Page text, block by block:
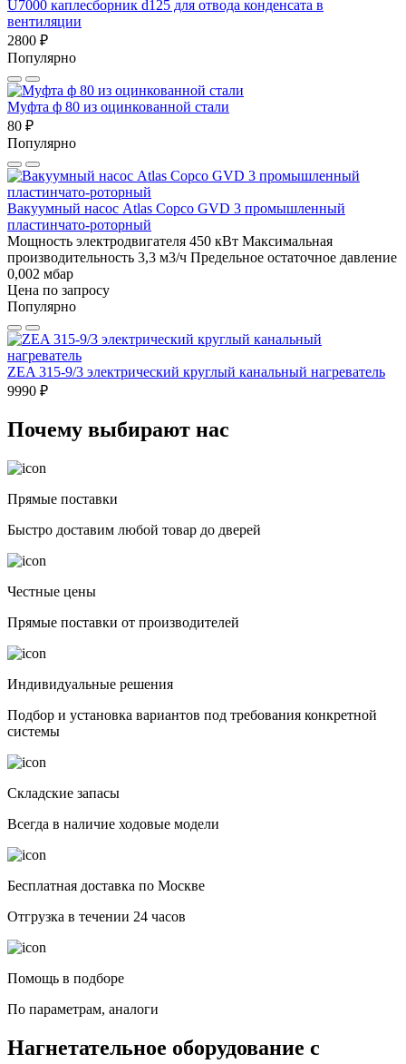
U7000 каплесборник d125 для отвода конденсата в
вентиляции
2800 ₽
Популярно
Муфта ф 80 из оцинкованной стали
80 ₽
Популярно
Вакуумный насос Atlas Copco GVD 3 промышленный
пластинчато-роторный
Мощность электродвигателя 450 кВт Максимальная
производительность 3,3 м3/ч Предельное остаточное давление
0,002 мбар
Цена по запросу
Популярно
ZEA 315-9/3 электрический круглый канальный нагреватель
9990 ₽
Почему выбирают нас
Прямые поставки
Быстро доставим любой товар до дверей
Честные цены
Прямые поставки от производителей
Индивидуальные решения
Подбор и установка вариантов под требования конкретной
системы
Складские запасы
Всегда в наличие ходовые модели
Бесплатная доставка по Москве
Отгрузка в течении 24 часов
Помощь в подборе
По параметрам, аналоги
Нагнетательное оборудование с